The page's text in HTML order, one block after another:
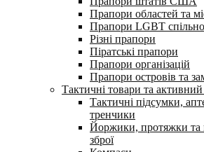
Прапори областей та
Прапори LGBT
Різні прапори
Піратські прапори
Прапори організацій
Прапори островів та
Тактичні товари та
Тактичні підсумки,
тренчики
Йоржики, протяжки та
зброї